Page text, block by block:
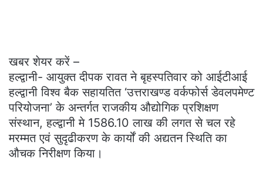
खबर शेयर करें –
हल्द्वानी- आयुक्त दीपक रावत ने बृहस्पतिवार को आईटीआई
हल्द्वानी विश्व बैक सहायतित ‘उत्तराखण्ड वर्कफोर्स डेवलपमेण्ट
परियोजना’ के अन्तर्गत राजकीय औद्योगिक प्रशिक्षण
संस्थान, हल्द्वानी मे 1586.10 लाख की लगत से चल रहे
मरम्मत एवं सुदृढीकरण के कार्यों की अद्यतन स्थिति का
औचक निरीक्षण किया।